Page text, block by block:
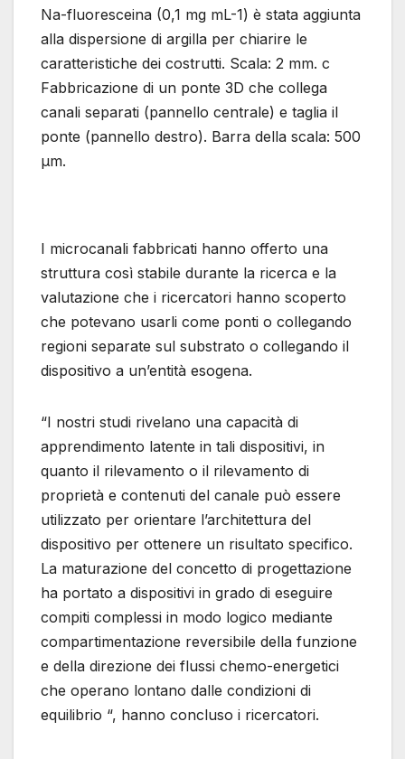
Na-fluoresceina (0,1 mg mL-1) è stata aggiunta
alla dispersione di argilla per chiarire le
caratteristiche dei costrutti. Scala: 2 mm. c
Fabbricazione di un ponte 3D che collega
canali separati (pannello centrale) e taglia il
ponte (pannello destro). Barra della scala: 500
μm.
I microcanali fabbricati hanno offerto una
struttura così stabile durante la ricerca e la
valutazione che i ricercatori hanno scoperto
che potevano usarli come ponti o collegando
regioni separate sul substrato o collegando il
dispositivo a un’entità esogena.
“I nostri studi rivelano una capacità di
apprendimento latente in tali dispositivi, in
quanto il rilevamento o il rilevamento di
proprietà e contenuti del canale può essere
utilizzato per orientare l’architettura del
dispositivo per ottenere un risultato specifico.
La maturazione del concetto di progettazione
ha portato a dispositivi in ​​grado di eseguire
compiti complessi in modo logico mediante
compartimentazione reversibile della funzione
e della direzione dei flussi chemo-energetici
che operano lontano dalle condizioni di
equilibrio “, hanno concluso i ricercatori.